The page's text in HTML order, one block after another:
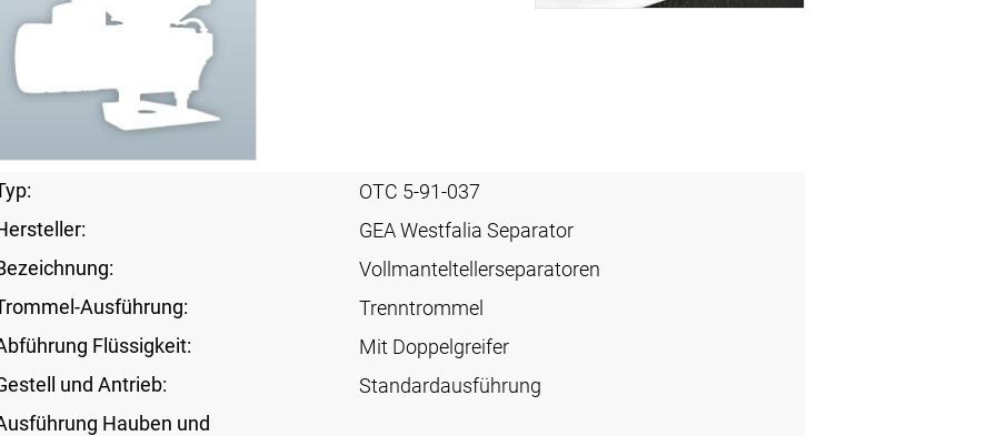
OTC 5-91-037
GEA Westfalia Separator
Vollmanteltellerseparatoren
Ausführung:
Trenntrommel
Flüssigkeit:
Mit Doppelgreifer
und Antrieb:
Standardausführung
Hauben und